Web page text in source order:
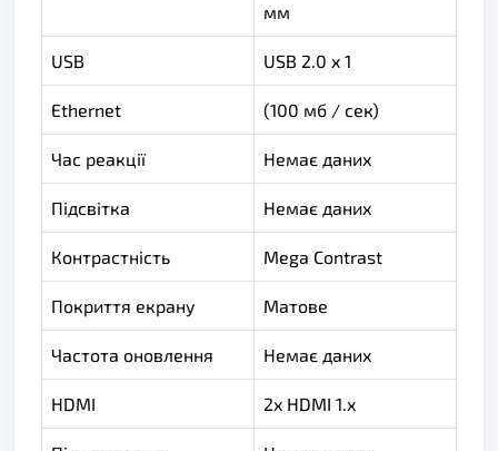
мм
USB USB 2.0 x 1
Ethernet (100 мб / сек)
Час реакції Немає даних
Підсвітка Немає даних
Контрастність Mega Contrast
Покриття екрану Матове
Частота оновлення Немає даних
HDMI 2x HDMI 1.x